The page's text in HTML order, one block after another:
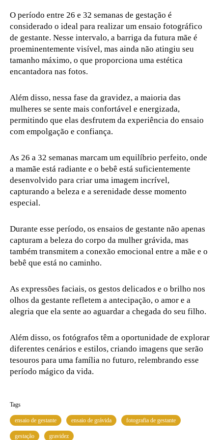
O período entre 26 e 32 semanas de gestação é
considerado o ideal para realizar um ensaio fotográfico
de gestante. Nesse intervalo, a barriga da futura mãe é
proeminentemente visível, mas ainda não atingiu seu
tamanho máximo, o que proporciona uma estética
encantadora nas fotos.
Além disso, nessa fase da gravidez, a maioria das
mulheres se sente mais confortável e energizada,
permitindo que elas desfrutem da experiência do ensaio
com empolgação e confiança.
As 26 a 32 semanas marcam um equilíbrio perfeito, onde
a mamãe está radiante e o bebê está suficientemente
desenvolvido para criar uma imagem incrível,
capturando a beleza e a serenidade desse momento
especial.
Durante esse período, os ensaios de gestante não apenas
capturam a beleza do corpo da mulher grávida, mas
também transmitem a conexão emocional entre a mãe e o
bebê que está no caminho.
As expressões faciais, os gestos delicados e o brilho nos
olhos da gestante refletem a antecipação, o amor e a
alegria que ela sente ao aguardar a chegada do seu filho.
Além disso, os fotógrafos têm a oportunidade de explorar
diferentes cenários e estilos, criando imagens que serão
tesouros para uma família no futuro, relembrando esse
período mágico da vida.
Tags
ensaio de gestante ensaio de grávida fotografia de gestante
gestação gravidez